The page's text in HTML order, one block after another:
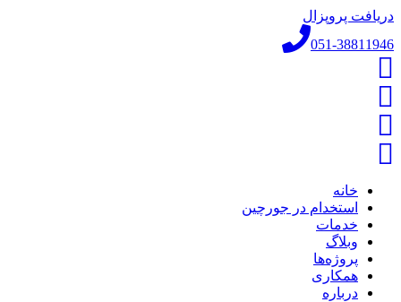
دریافت پروپزال
051-38811946
خانه
استخدام در جورچین
خدمات
وبلاگ
پروژه‌ها
همکاری
درباره